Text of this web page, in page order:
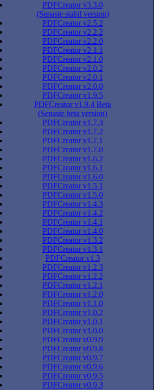
PDFCreator v3.3.0
(Senaste stabil version)
PDFCreator v2.5.2
PDFCreator v2.2.2
PDFCreator v2.2.0
PDFCreator v2.1.1
PDFCreator v2.1.0
PDFCreator v2.0.2
PDFCreator v2.0.1
PDFCreator v2.0.0
PDFCreator v1.9.5
PDFCreator v1.9.4 Beta
(Senaste beta version)
PDFCreator v1.7.3
PDFCreator v1.7.2
PDFCreator v1.7.1
PDFCreator v1.7.0
PDFCreator v1.6.2
PDFCreator v1.6.1
PDFCreator v1.6.0
PDFCreator v1.5.1
PDFCreator v1.5.0
PDFCreator v1.4.3
PDFCreator v1.4.2
PDFCreator v1.4.1
PDFCreator v1.4.0
PDFCreator v1.3.2
PDFCreator v1.3.1
PDFCreator v1.3
PDFCreator v1.2.3
PDFCreator v1.2.2
PDFCreator v1.2.1
PDFCreator v1.2.0
PDFCreator v1.1.0
PDFCreator v1.0.2
PDFCreator v1.0.1
PDFCreator v1.0.0
PDFCreator v0.9.9
PDFCreator v0.9.8
PDFCreator v0.9.7
PDFCreator v0.9.6
PDFCreator v0.9.5
PDFCreator v0.9.3